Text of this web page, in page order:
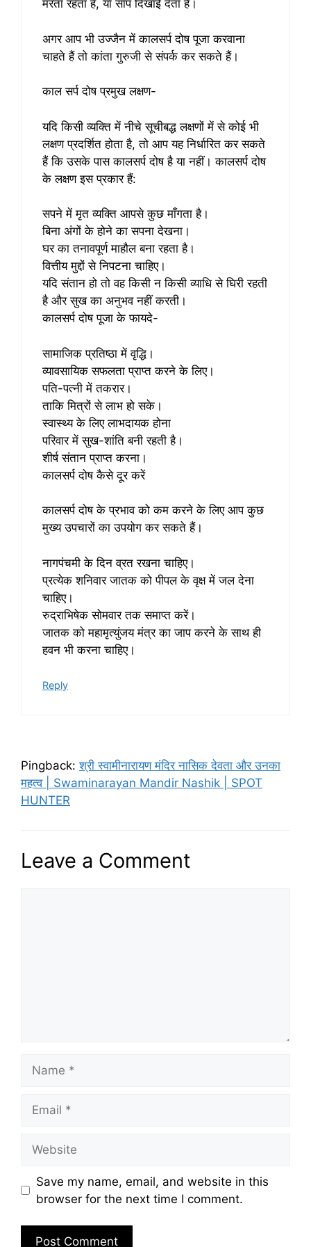
मरता रहता है, या साँप दिखाई देता है।
अगर आप भी उज्जैन में कालसर्प दोष पूजा करवाना
चाहते हैं तो कांता गुरुजी से संपर्क कर सकते हैं।
काल सर्प दोष प्रमुख लक्षण-
यदि किसी व्यक्ति में नीचे सूचीबद्ध लक्षणों में से कोई भी
लक्षण प्रदर्शित होता है, तो आप यह निर्धारित कर सकते
हैं कि उसके पास कालसर्प दोष है या नहीं। कालसर्प दोष
के लक्षण इस प्रकार हैं:
सपने में मृत व्यक्ति आपसे कुछ माँगता है।
बिना अंगों के होने का सपना देखना।
घर का तनावपूर्ण माहौल बना रहता है।
वित्तीय मुद्दों से निपटना चाहिए।
यदि संतान हो तो वह किसी न किसी व्याधि से घिरी रहती
है और सुख का अनुभव नहीं करती।
कालसर्प दोष पूजा के फायदे-
सामाजिक प्रतिष्ठा में वृद्धि।
व्यावसायिक सफलता प्राप्त करने के लिए।
पति-पत्नी में तकरार।
ताकि मित्रों से लाभ हो सके।
स्वास्थ्य के लिए लाभदायक होना
परिवार में सुख-शांति बनी रहती है।
शीर्ष संतान प्राप्त करना।
कालसर्प दोष कैसे दूर करें
कालसर्प दोष के प्रभाव को कम करने के लिए आप कुछ
मुख्य उपचारों का उपयोग कर सकते हैं।
नागपंचमी के दिन व्रत रखना चाहिए।
प्रत्येक शनिवार जातक को पीपल के वृक्ष में जल देना
चाहिए।
रुद्राभिषेक सोमवार तक समाप्त करें।
जातक को महामृत्युंजय मंत्र का जाप करने के साथ ही
हवन भी करना चाहिए।
Reply
Pingback:श्री स्वामीनारायण मंदिर नासिक देवता और उनका
महत्व | Swaminarayan Mandir Nashik | SPOT
HUNTER
Leave a Comment
Save my name, email, and website in this
browser for the next time I comment.